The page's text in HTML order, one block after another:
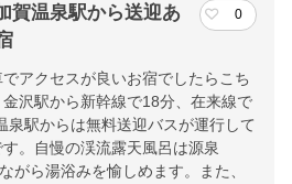
賀温泉駅から送迎あ
0
アクセスが良いお宿でしたらこち
沢駅から新幹線で18分、在来線で
泉駅からは無料送迎バスが運行して
。自慢の渓流露天風呂は源泉
がら湯浴みを愉しめます。また、